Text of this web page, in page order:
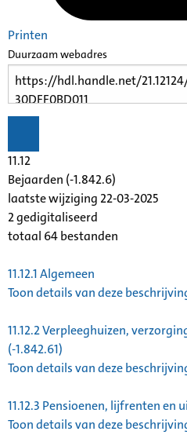
Printen
Duurzaam webadres
11.12
Bejaarden (-1.842.6)
laatste wijziging 22-03-2025
2 gedigitaliseerd
totaal 64 bestanden
11.12.1Algemeen
Toon details van deze
11.12.2Verpleeghuizen,
(-1.842.61)
Toon details van deze
11.12.3 Pensioenen, lijfrenten en
Toon details van deze